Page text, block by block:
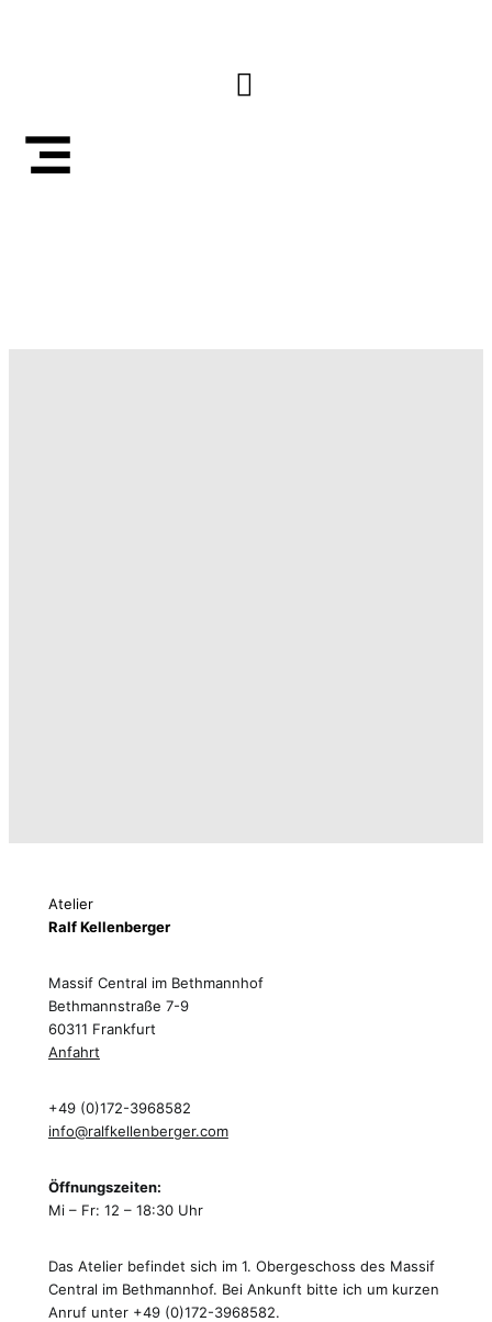
Atelier
Ralf Kellenberger
Massif Central im Bethmannhof
Bethmannstraße 7-9
60311 Frankfurt
Anfahrt
+49 (0)172-3968582
info@ralfkellenberger.com
Öffnungszeiten:
Mi – Fr: 12 – 18:30 Uhr
Das Atelier befindet sich im 1. Obergeschoss des Massif
Central im Bethmannhof. Bei Ankunft bitte ich um kurzen
Anruf unter +49 (0)172-3968582.